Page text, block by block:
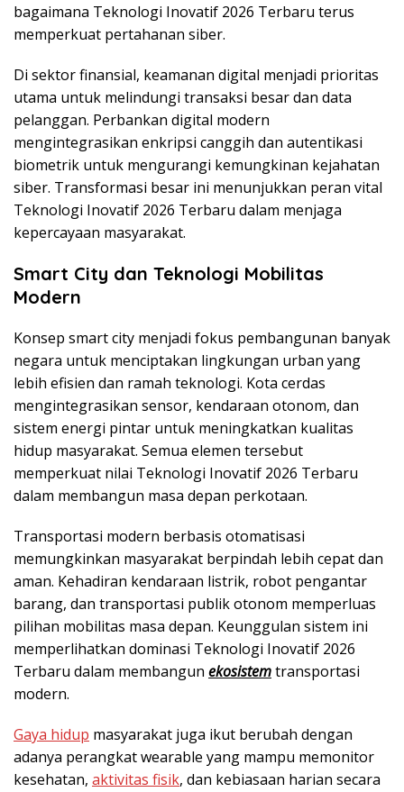
bagaimana Teknologi Inovatif 2026 Terbaru terus
memperkuat pertahanan siber.
Di sektor finansial, keamanan digital menjadi prioritas
utama untuk melindungi transaksi besar dan data
pelanggan. Perbankan digital modern
mengintegrasikan enkripsi canggih dan autentikasi
biometrik untuk mengurangi kemungkinan kejahatan
siber. Transformasi besar ini menunjukkan peran vital
Teknologi Inovatif 2026 Terbaru dalam menjaga
kepercayaan masyarakat.
Smart City dan Teknologi Mobilitas
Modern
Konsep smart city menjadi fokus pembangunan banyak
negara untuk menciptakan lingkungan urban yang
lebih efisien dan ramah teknologi. Kota cerdas
mengintegrasikan sensor, kendaraan otonom, dan
sistem energi pintar untuk meningkatkan kualitas
hidup masyarakat. Semua elemen tersebut
memperkuat nilai Teknologi Inovatif 2026 Terbaru
dalam membangun masa depan perkotaan.
Transportasi modern berbasis otomatisasi
memungkinkan masyarakat berpindah lebih cepat dan
aman. Kehadiran kendaraan listrik, robot pengantar
barang, dan transportasi publik otonom memperluas
pilihan mobilitas masa depan. Keunggulan sistem ini
memperlihatkan dominasi Teknologi Inovatif 2026
Terbaru dalam membangun ekosistemtransportasi
modern.
Gaya hidup masyarakat juga ikut berubah dengan
adanya perangkat wearable yang mampu memonitor
kesehatan, aktivitas fisik, dan kebiasaan harian secara